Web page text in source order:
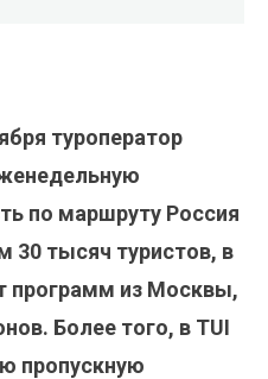
туроператор
по маршруту Россия
30 тысяч туристов, в
программ из Москвы,
Более того, в TUI
пропускную